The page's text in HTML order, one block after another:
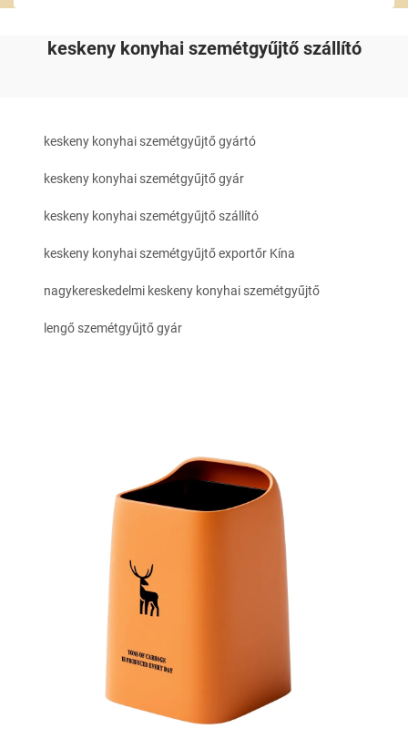
keskeny konyhai szemétgyűjtő szállító
keskeny konyhai szemétgyűjtő gyártó
keskeny konyhai szemétgyűjtő gyár
keskeny konyhai szemétgyűjtő szállító
keskeny konyhai szemétgyűjtő exportőr Kína
nagykereskedelmi keskeny konyhai szemétgyűjtő
lengő szemétgyűjtő gyár